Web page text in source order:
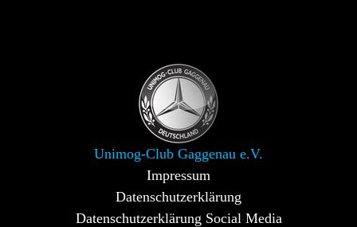
Unimog-Club Gaggenau e.V.
Impressum
Datenschutzerklärung
Datenschutzerklärung Social Media